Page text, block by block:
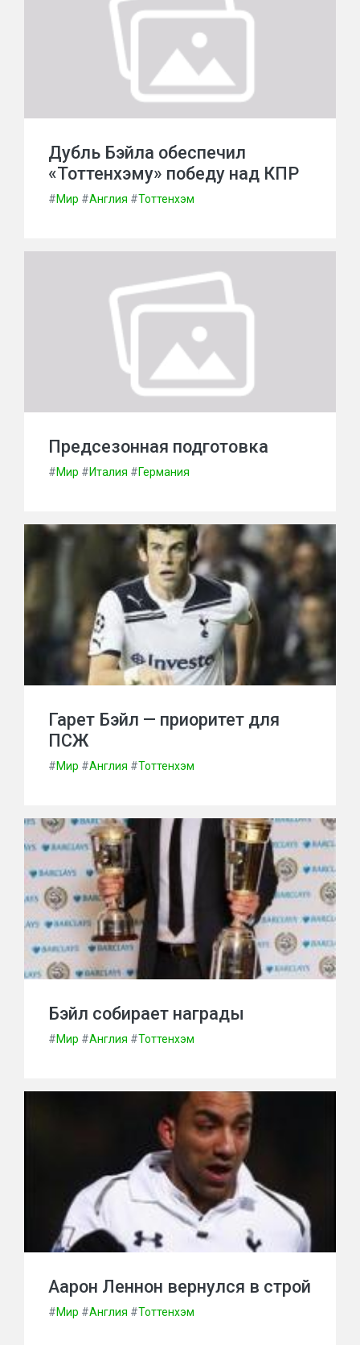
Дубль Бэйла обеспечил
«Тоттенхэму» победу над КПР
#Мир #Англия #Тоттенхэм
Предсезонная подготовка
#Мир #Италия #Германия
Гарет Бэйл — приоритет для
ПСЖ
#Мир #Англия #Тоттенхэм
Бэйл собирает награды
#Мир #Англия #Тоттенхэм
Аарон Леннон вернулся в строй
#Мир #Англия #Тоттенхэм